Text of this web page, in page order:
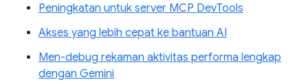
Peningkatan untuk server MCP DevTools
Akses yang lebih cepat ke bantuan AI
Men-debug rekaman aktivitas performa lengkap
dengan Gemini